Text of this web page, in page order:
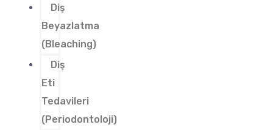
Diş
Beyazlatma
(Bleaching)
Diş
Eti
Tedavileri
(Periodontoloji)